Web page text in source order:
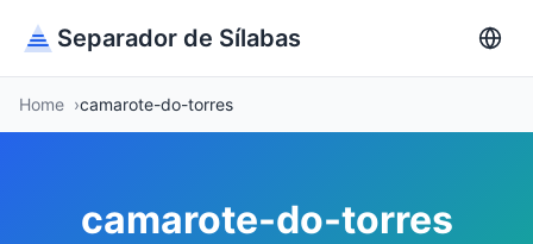
Separador de Sílabas
Home camarote-do-torres
camarote-do-torres